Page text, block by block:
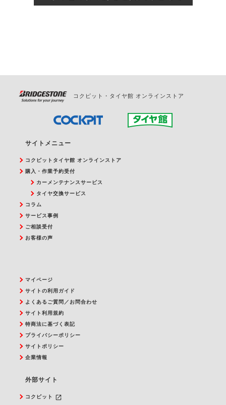
の日時変更につきましては、直接ご予約の店舗まで
コクピット・タイヤ館 オンラインストア
サイトメニュー
コクピットタイヤ館 オンラインストア
購入・作業予約受付
カーメンテナンスサービス
タイヤ交換サービス
コラム
サービス事例
ご相談受付
お客様の声
マイページ
サイトの利用ガイド
よくあるご質問／お問合わせ
サイト利用規約
特商法に基づく表記
プライバシーポリシー
サイトポリシー
企業情報
外部サイト
コクピット
launch